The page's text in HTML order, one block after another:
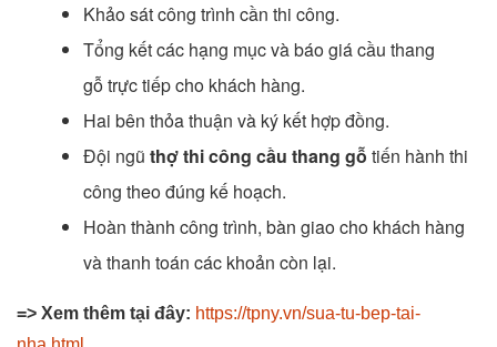
Khảo sát công trình cần thi công.
Tổng kết các hạng mục và báo giá cầu thang
gỗ trực tiếp cho khách hàng.
Hai bên thỏa thuận và ký kết hợp đồng.
Đội ngũ thợ thi công cầu thang gỗ tiến hành thi
công theo đúng kế hoạch.
Hoàn thành công trình, bàn giao cho khách hàng
và thanh toán các khoản còn lại.
=> Xem thêm tại đây: https://tpny.vn/sua-tu-bep-tai-